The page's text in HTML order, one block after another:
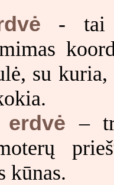
- tai
su
erdvė –
kūnas.